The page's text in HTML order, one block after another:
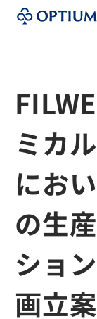
ミカ
にお
の生
ショ
画立